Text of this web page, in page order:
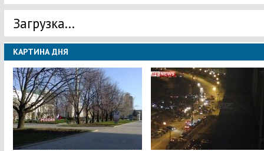
Загрузка...
КАРТИНА ДНЯ